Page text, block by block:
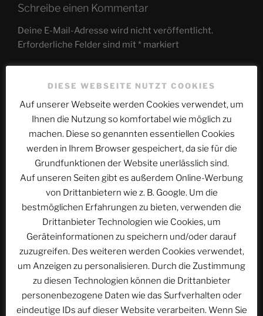
Schreibe einen Kommentar
Deine E-Mail-Adresse wird nicht veröffentlicht.
Erforderliche Felder sind mit* markiert
DIESE WEBSEITE NUTZT COOKIES
Auf unserer Webseite werden Cookies verwendet, um
Ihnen die Nutzung so komfortabel wie möglich zu
machen. Diese so genannten essentiellen Cookies
werden in Ihrem Browser gespeichert, da sie für die
Grundfunktionen der Website unerlässlich sind.
Auf unseren Seiten gibt es außerdem Online-Werbung
von Drittanbietern wie z. B. Google. Um die
bestmöglichen Erfahrungen zu bieten, verwenden die
Drittanbieter Technologien wie Cookies, um
Geräteinformationen zu speichern und/oder darauf
zuzugreifen. Des weiteren werden Cookies verwendet,
um Anzeigen zu personalisieren. Durch die Zustimmung
zu diesen Technologien können die Drittanbieter
personenbezogene Daten wie das Surfverhalten oder
eindeutige IDs auf dieser Website verarbeiten. Wenn Sie